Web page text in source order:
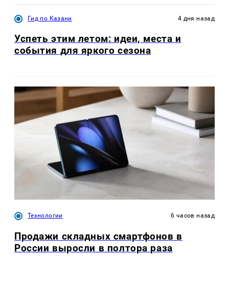
Гид по Казани 4 дня назад
Успеть этим летом: идеи, места и
события для яркого сезона
Технологии 6 часов назад
Продажи складных смартфонов в
России выросли в полтора раза